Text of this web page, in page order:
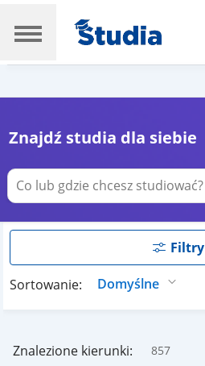
Znajdź studia dla siebie
Filtry
Sortowanie:
Znalezione kierunki: 857